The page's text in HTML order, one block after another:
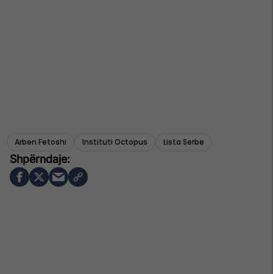
Arben Fetoshi Instituti Octopus Lista Serbe